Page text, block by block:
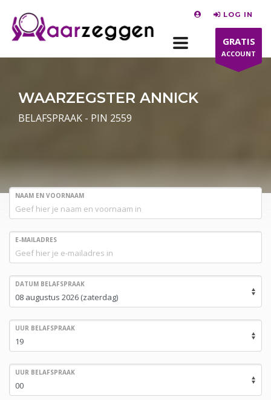
LOG IN
GRATIS
ACCOUNT
WAARZEGSTER ANNICK
BELAFSPRAAK - PIN 2559
NAAM EN VOORNAAM
E-MAILADRES
DATUM BELAFSPRAAK
UUR BELAFSPRAAK
UUR BELAFSPRAAK